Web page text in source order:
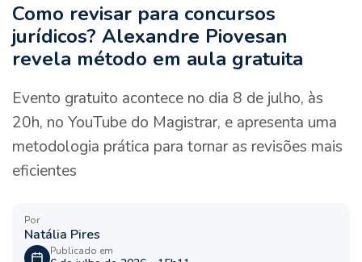
Como revisar para concursos
jurídicos? Alexandre Piovesan
revela método em aula gratuita
Evento gratuito acontece no dia 8 de julho, às
20h, no YouTube do Magistrar, e apresenta uma
metodologia prática para tornar as revisões mais
eficientes
Por
Natália Pires
Publicado em